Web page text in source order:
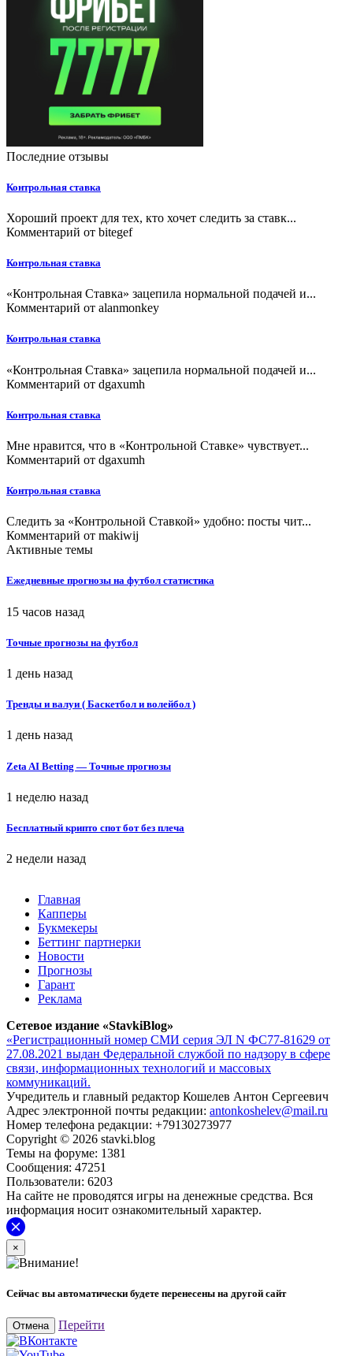
Последние отзывы
Контрольная ставка
Хороший проект для тех, кто хочет следить за ставк...
Комментарий от bitegef
Контрольная ставка
«Контрольная Ставка» зацепила нормальной подачей и...
Комментарий от alanmonkey
Контрольная ставка
«Контрольная Ставка» зацепила нормальной подачей и...
Комментарий от dgaxumh
Контрольная ставка
Мне нравится, что в «Контрольной Ставке» чувствует...
Комментарий от dgaxumh
Контрольная ставка
Следить за «Контрольной Ставкой» удобно: посты чит...
Комментарий от makiwij
Активные темы
Ежедневные прогнозы на футбол статистика
15 часов назад
Точные прогнозы на футбол
1 день назад
Тренды и валуи ( Баскетбол и волейбол )
1 день назад
Zeta AI Betting — Точные прогнозы
1 неделю назад
Бесплатный крипто спот бот без плеча
2 недели назад
Главная
Капперы
Букмекеры
Беттинг партнерки
Новости
Прогнозы
Гарант
Реклама
Сетевое издание «StavkiBlog»
«Регистрационный номер СМИ серия ЭЛ N ФС77-81629 от
27.08.2021 выдан Федеральной службой по надзору в сфере
связи, информационных технологий и массовых
коммуникаций.
Учредитель и главный редактор Кошелев Антон Сергеевич
Адрес электронной почты редакции: antonkoshelev@mail.ru
Номер телефона редакции: +79130273977
Copyright © 2026 stavki.blog
Темы на форуме: 1381
Сообщения: 47251
Пользователи: 6203
На сайте не проводятся игры на денежные средства. Вся
информация носит ознакомительный характер.
×
Сейчас вы автоматически будете перенесены на другой сайт
Отмена Перейти